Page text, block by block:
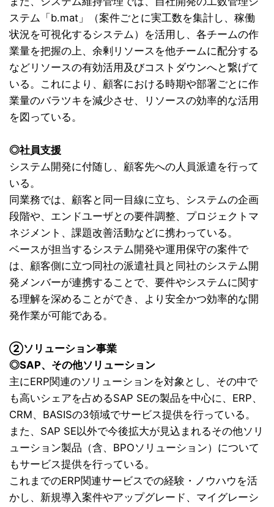
ステム「b.mat」（案件ごとに実工数を集計し、稼働
状況を可視化するシステム）を活用し、各チームの作
業量を把握の上、余剰リソースを他チームに配分する
などリソースの有効活用及びコストダウンへと繋げて
いる。これにより、顧客における時期や部署ごとに作
業量のバラツキを減少させ、リソースの効率的な活用
を図っている。
◎社員支援
システム開発に付随し、顧客先への人員派遣を行って
いる。
同業務では、顧客と同一目線に立ち、システムの企画
段階や、エンドユーザとの要件調整、プロジェクトマ
ネジメント、課題改善活動などに携わっている。
ベースが担当するシステム開発や運用保守の案件で
は、顧客側に立つ同社の派遣社員と同社のシステム開
発メンバーが連携することで、要件やシステムに関す
る理解を深めることができ、より安全かつ効率的な開
発作業が可能である。
②ソリューション事業
◎SAP、その他ソリューション
主にERP関連のソリューションを対象とし、その中で
も高いシェアを占めるSAP SEの製品を中心に、ERP、
CRM、BASISの3領域でサービス提供を行っている。
また、SAP SE以外で今後拡大が見込まれるその他ソリ
ューション製品（含、BPOソリューション）について
もサービス提供を行っている。
これまでのERP関連サービスでの経験・ノウハウを活
かし、新規導入案件やアップグレード、マイグレーシ